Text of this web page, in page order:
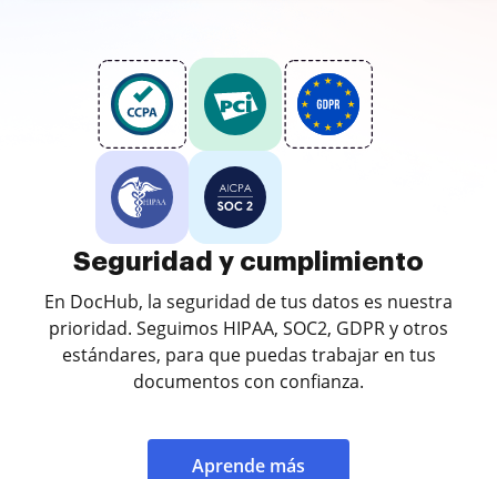
Seguridad y cumplimiento
En DocHub, la seguridad de tus datos es nuestra
prioridad. Seguimos HIPAA, SOC2, GDPR y otros
estándares, para que puedas trabajar en tus
documentos con confianza.
Aprende más